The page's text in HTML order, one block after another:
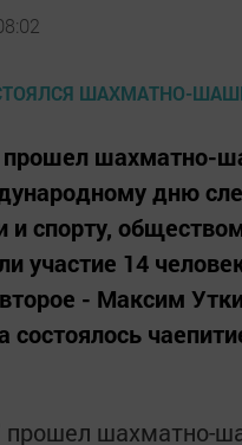
шахматно-
дню
спорту,
участие 14
- Максим
состоялось
шахматно-